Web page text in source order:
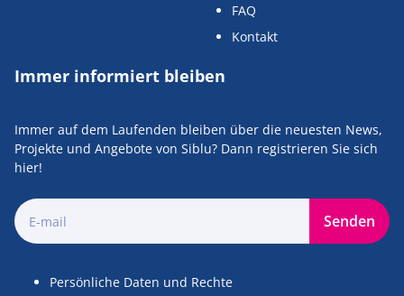
FAQ
Kontakt
Immer informiert bleiben
Immer auf dem Laufenden bleiben über die neuesten News,
Projekte und Angebote von Siblu? Dann registrieren Sie sich
hier!
Senden
Persönliche Daten und Rechte